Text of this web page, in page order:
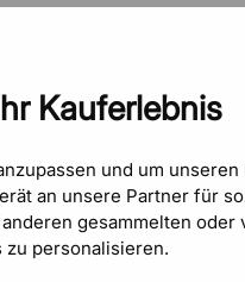
Kauferlebnis
und um
an unsere Partner für
gesammelten oder
personalisieren.